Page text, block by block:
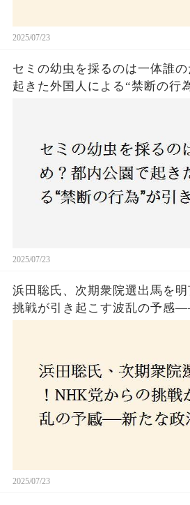
2025/07/23
セミの幼虫を採るのは一体誰
起きた外国人による“禁断の行
2025/07/23
浜田聡氏、次期衆院選出馬を
挑戦が引き起こす波乱の予感
2025/07/23